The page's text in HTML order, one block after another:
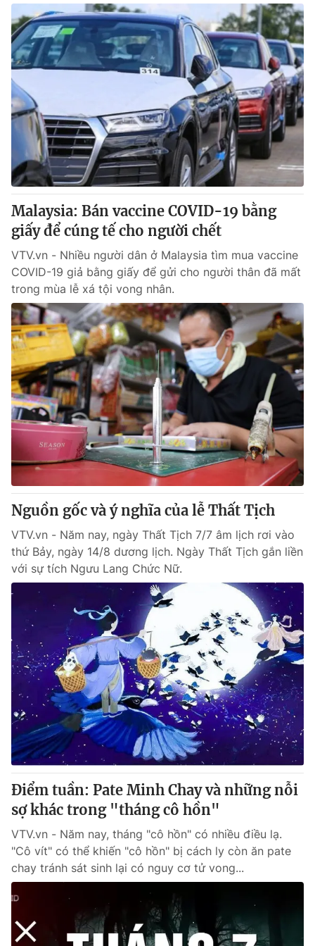
Malaysia: Bán vaccine COVID-19 bằng
giấy để cúng tế cho người chết
VTV.vn - Nhiều người dân ở Malaysia tìm mua vaccine
COVID-19 giả bằng giấy để gửi cho người thân đã mất
trong mùa lễ xá tội vong nhân.
Nguồn gốc và ý nghĩa của lễ Thất Tịch
VTV.vn - Năm nay, ngày Thất Tịch 7/7 âm lịch rơi vào
thứ Bảy, ngày 14/8 dương lịch. Ngày Thất Tịch gắn liền
với sự tích Ngưu Lang Chức Nữ.
Điểm tuần: Pate Minh Chay và những nỗi
sợ khác trong "tháng cô hồn"
VTV.vn - Năm nay, tháng "cô hồn" có nhiều điều lạ.
"Cô vít" có thể khiến "cô hồn" bị cách ly còn ăn pate
chay tránh sát sinh lại có nguy cơ tử vong...